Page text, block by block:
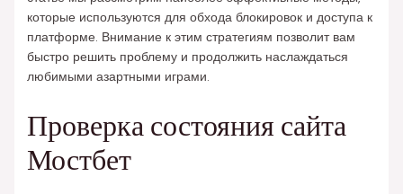
которые используются для обхода блокировок и доступа к
платформе. Внимание к этим стратегиям позволит вам
быстро решить проблему и продолжить наслаждаться
любимыми азартными играми.
Проверка состояния сайта
Мостбет